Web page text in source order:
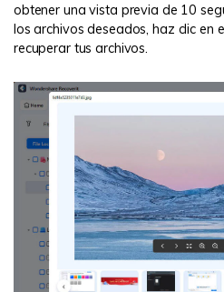
obtener una vista previa de 10
los archivos deseados, haz clic en
recuperar tus archivos.